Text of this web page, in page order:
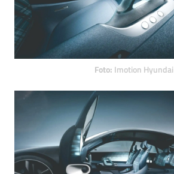
Foto: Imotion Hyundai